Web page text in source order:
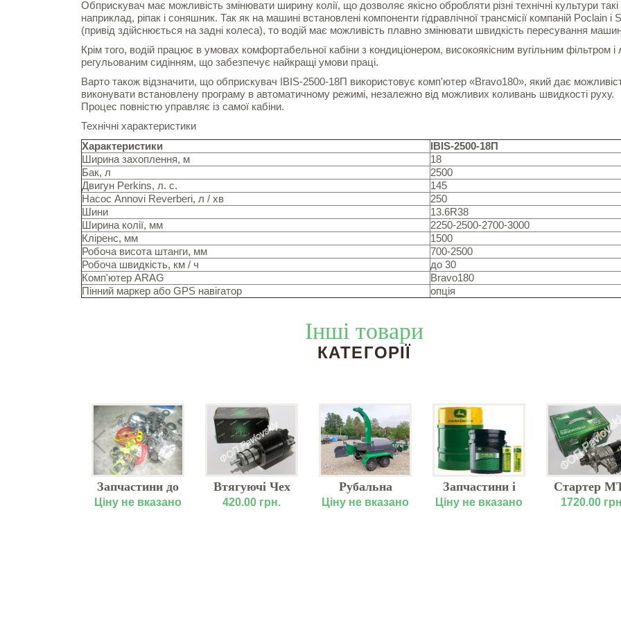
Обприскувач має можливість змінювати ширину колії, що дозволяє якісно обробляти різні технічні культури такі
наприклад, ріпак і соняшник. Так як на машині встановлені компоненти гідравлічної трансмісії компаній Poclain і
(привід здійснюється на задні колеса), то водій має можливість плавно змінювати швидкість пересування
Крім того, водій працює в умовах комфортабельної кабіни з кондиціонером, високоякісним вугільним фільтром і
регульованим сидінням, що забезпечує найкращі умови праці.
Варто також відзначити, що обприскувач IBIS-2500-18П використовує комп'ютер «Bravo180», який дає
виконувати встановлену програму в автоматичному режимі, незалежно від можливих коливань швидкості руху.
Процес повністю управляє із самої кабіни.
Технічні характеристики
Характеристики
IBIS-2500-18П
Ширина захоплення, м
18
Бак, л
2500
Двигун Perkins, л. с.
145
Насос Annovi Reverberi, л / хв
250
Шини
13.6R38
Ширина колії, мм
2250-2500-2700-3000
Кліренс, мм
1500
Робоча висота штанги, мм
700-2500
Робоча швидкість, км / ч
до 30
Комп'ютер ARAG
Bravo180
Пінний маркер або GPS навігатор
опція
Інші товари
КАТЕГОРІЇ
Запчастини до
прес-підбирачів
Ціну не вказано
Втягуючі Чех
(Прибалт.)
420.00 грн.
Рубальна
машина
Ціну не вказано
Запчастини і
мастила
Ціну не вказано
Стартер
12V 2.8кВт
1720.00